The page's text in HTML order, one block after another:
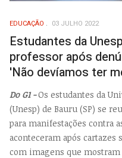
EDUCAÇÃO 03 JULHO 2022
Estudantes da
professor após
'Não devíamos ter
Do G1 - Os estudantes da
(Unesp) de Bauru (SP) se
para manifestações contra
aconteceram após cartazes
com imagens que mostram